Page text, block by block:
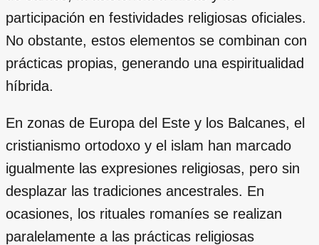
participación en festividades religiosas oficiales.
No obstante, estos elementos se combinan con
prácticas propias, generando una espiritualidad
híbrida.
En zonas de Europa del Este y los Balcanes, el
cristianismo ortodoxo y el islam han marcado
igualmente las expresiones religiosas, pero sin
desplazar las tradiciones ancestrales. En
ocasiones, los rituales romaníes se realizan
paralelamente a las prácticas religiosas